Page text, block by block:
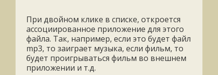
При двойном клике в списке, откроется
ассоциированное приложение для этого
файла. Так, например, если это будет файл
mp3, то заиграет музыка, если фильм, то
будет проигрываться фильм во внешнем
приложении и т.д.